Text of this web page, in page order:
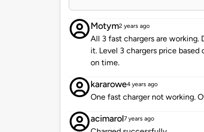
Motym2 years ago
All 3 fast chargers are working.
it. Level 3 chargers price
on time.
kararowe4 years ago
One fast charger not working.
acimarol7 years ago